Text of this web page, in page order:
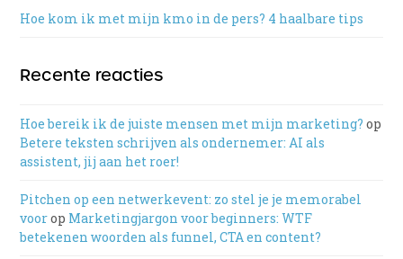
Hoe kom ik met mijn kmo in de pers? 4 haalbare tips
Recente reacties
Hoe bereik ik de juiste mensen met mijn marketing? op
Betere teksten schrijven als ondernemer: AI als
assistent, jij aan het roer!
Pitchen op een netwerkevent: zo stel je je memorabel
voorop Marketingjargon voor beginners: WTF
betekenen woorden als funnel, CTA en content?